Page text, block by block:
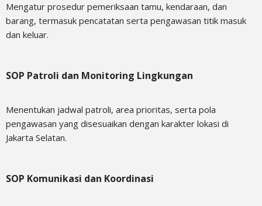
Mengatur prosedur pemeriksaan tamu, kendaraan, dan
barang, termasuk pencatatan serta pengawasan titik masuk
dan keluar.
SOP Patroli dan Monitoring Lingkungan
Menentukan jadwal patroli, area prioritas, serta pola
pengawasan yang disesuaikan dengan karakter lokasi di
Jakarta Selatan.
SOP Komunikasi dan Koordinasi